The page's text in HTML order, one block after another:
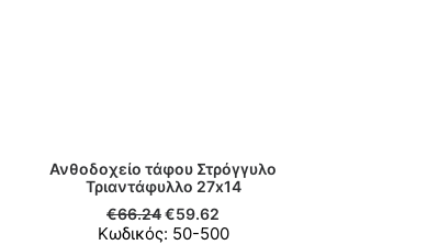
ΠΡΟΣΘΉΚΗ ΣΤΟ ΚΑΛΆΘΙ
Ανθοδοχείο τάφου Στρόγγυλο
Τριαντάφυλλο 27x14
€66.24€59.62
Κωδικός: 50-500